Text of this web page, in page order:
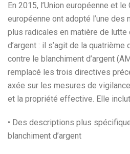
En 2015, l’Union européenne et le
européenne ont adopté l’une
plus radicales en matière de lutte
d’argent : il s’agit de la
contre le blanchiment d’argent
remplacé les trois directives
axée sur les mesures de
et la propriété effective. Elle
• Des descriptions plus
blanchiment d’argent